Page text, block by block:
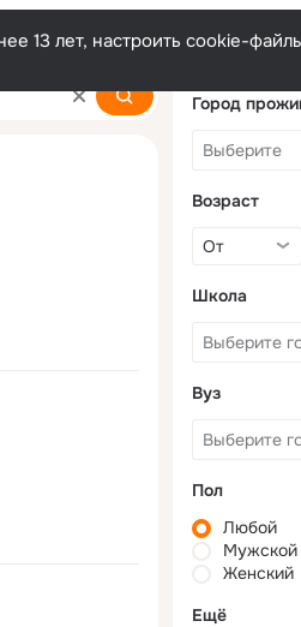
13 лет, настроить cookie-
Город
Возраст
Школа
Вуз
Пол
Любой
Мужской
Женский
Ещё